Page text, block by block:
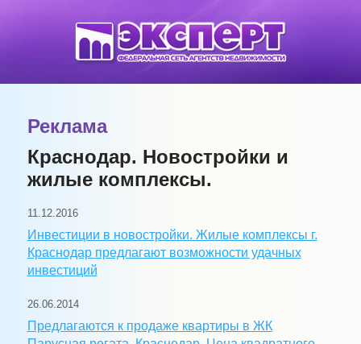
Реклама
Краснодар. Новостройки и
жилые комплексы.
11.12.2016
Инвестиции в новостройки. Жилые комплексы г.
Краснодар предлагают возможности удачных
инвестиций
26.06.2014
Предлагаются к продаже квартиры в ЖК